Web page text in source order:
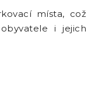
místa, což
i jejich